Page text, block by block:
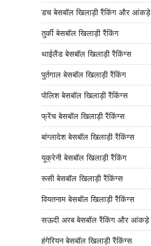
डच बेसबॉल खिलाड़ी रैंकिंग और आंकड़े
तुर्की बेसबॉल खिलाड़ी रैंकिंग
थाईलैंड बेसबॉल खिलाड़ी रैंकिंग्स
पुर्तगाल बेसबॉल खिलाड़ी रैंकिंग
पोलिश बेसबॉल खिलाड़ी रैंकिंग्स
फ्रेंच बेसबॉल खिलाड़ी रैंकिंग्स
बांग्लादेश बेसबॉल खिलाड़ी रैंकिंग्स
यूक्रेनी बेसबॉल खिलाड़ी रैंकिंग
रूसी बेसबॉल खिलाड़ी रैंकिंग्स
वियतनाम बेसबॉल खिलाड़ी रैंकिंग्स
सऊदी अरब बेसबॉल रैंकिंग और आंकड़े
हंगेरियन बेसबॉल खिलाड़ी रैंकिंग्स